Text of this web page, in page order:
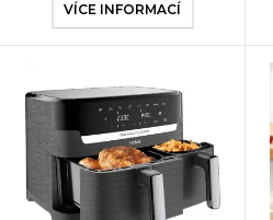
VÍCE INFORMACÍ